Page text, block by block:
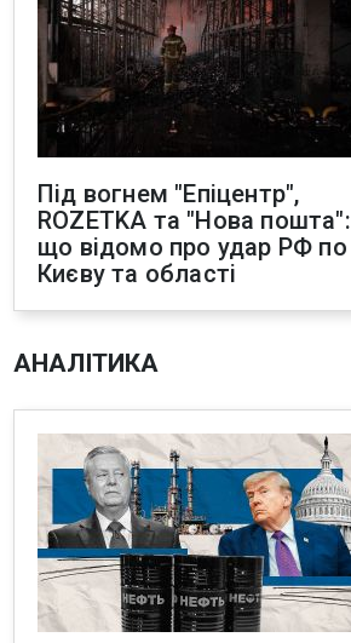
Під вогнем "Епіцентр",
ROZETKA та "Нова пошта":
що відомо про удар РФ по
Києву та області
АНАЛІТИКА